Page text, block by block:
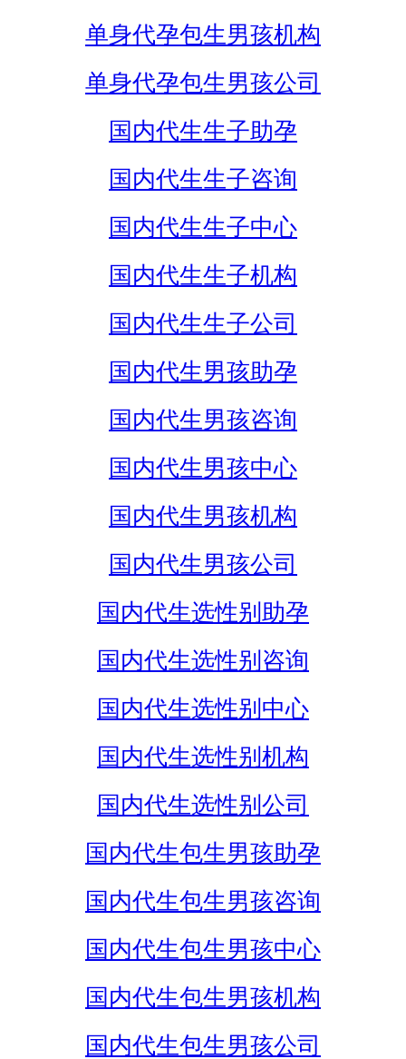
单身代孕包生男孩机构
单身代孕包生男孩公司
国内代生生子助孕
国内代生生子咨询
国内代生生子中心
国内代生生子机构
国内代生生子公司
国内代生男孩助孕
国内代生男孩咨询
国内代生男孩中心
国内代生男孩机构
国内代生男孩公司
国内代生选性别助孕
国内代生选性别咨询
国内代生选性别中心
国内代生选性别机构
国内代生选性别公司
国内代生包生男孩助孕
国内代生包生男孩咨询
国内代生包生男孩中心
国内代生包生男孩机构
国内代生包生男孩公司